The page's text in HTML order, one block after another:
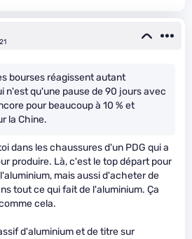
bourses réagissent autant
n'est qu'une pause de 90 jours avec
pour beaucoup à 10 % et
la Chine.
dans les chaussures d'un PDG qui a
produire. Là, c'est le top départ pour
mais aussi d'acheter de
tout ce qui fait de l'aluminium. Ça
cela.
d'aluminium et de titre sur